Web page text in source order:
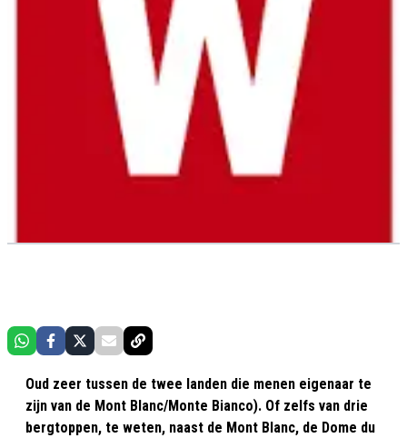
Oud zeer tussen de twee landen die menen eigenaar te
zijn van de Mont Blanc/Monte Bianco). Of zelfs van drie
bergtoppen, te weten, naast de Mont Blanc, de Dome du